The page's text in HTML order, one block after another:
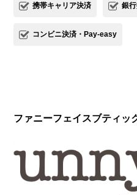
携帯キャリア決済 銀
コンビニ決済・Pay-easy
ファニーフェイスブティッ